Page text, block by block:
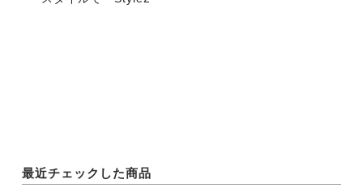
最近チェックした商品